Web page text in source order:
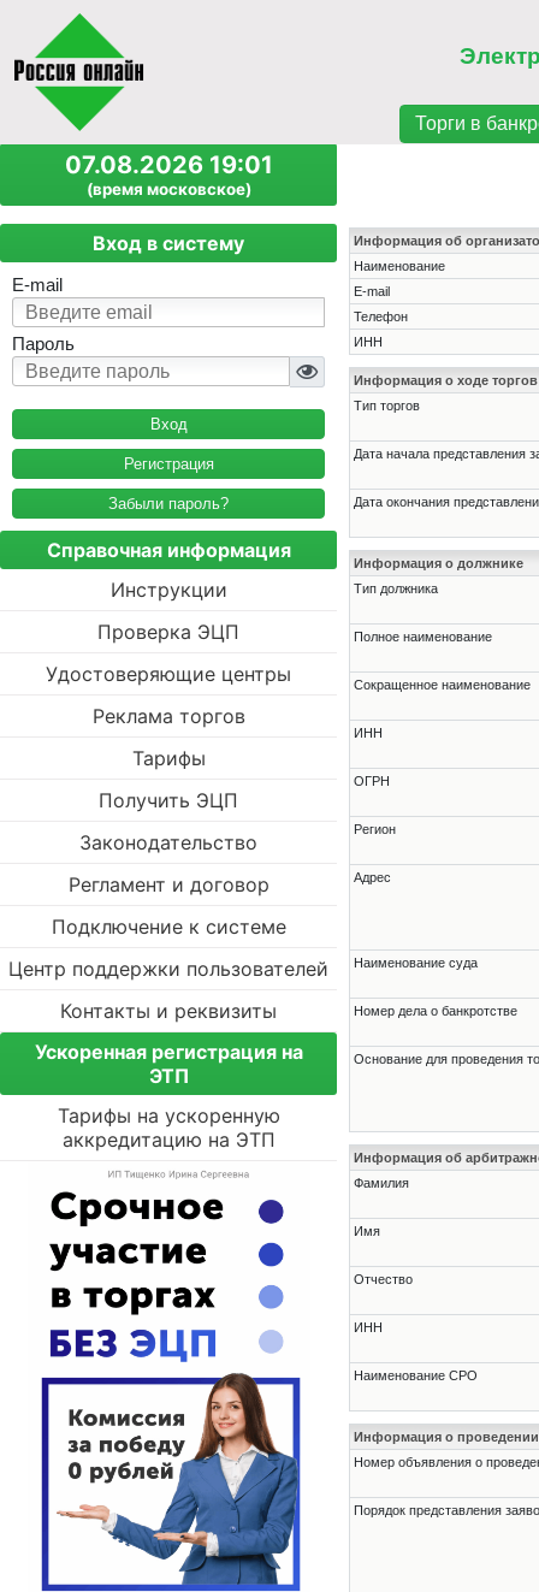
Торги в
07.08.2026 19:01
(время московское)
Вход в систему
E-mail
Пароль
Регистрация
Забыли пароль?
Справочная информация
Инструкции
Проверка ЭЦП
Удостоверяющие центры
Реклама торгов
Тарифы
Получить ЭЦП
Законодательство
Регламент и договор
Подключение к системе
Центр поддержки пользователей
Контакты и реквизиты
Ускоренная регистрация на
ЭТП
Тарифы на ускоренную
аккредитацию на ЭТП
Информация об
Наименование
E-mail
Телефон
ИНН
Информация о ходе торгов
Тип торгов
Дата начала представления
Дата окончания
Информация о должнике
Тип должника
Полное наименование
Сокращенное наименование
ИНН
ОГРН
Регион
Адрес
Наименование суда
Номер дела о банкротстве
Основание для проведения
Информация об
Фамилия
Имя
Отчество
ИНН
Наименование СРО
Информация о проведении
Номер объявления о
Порядок представления